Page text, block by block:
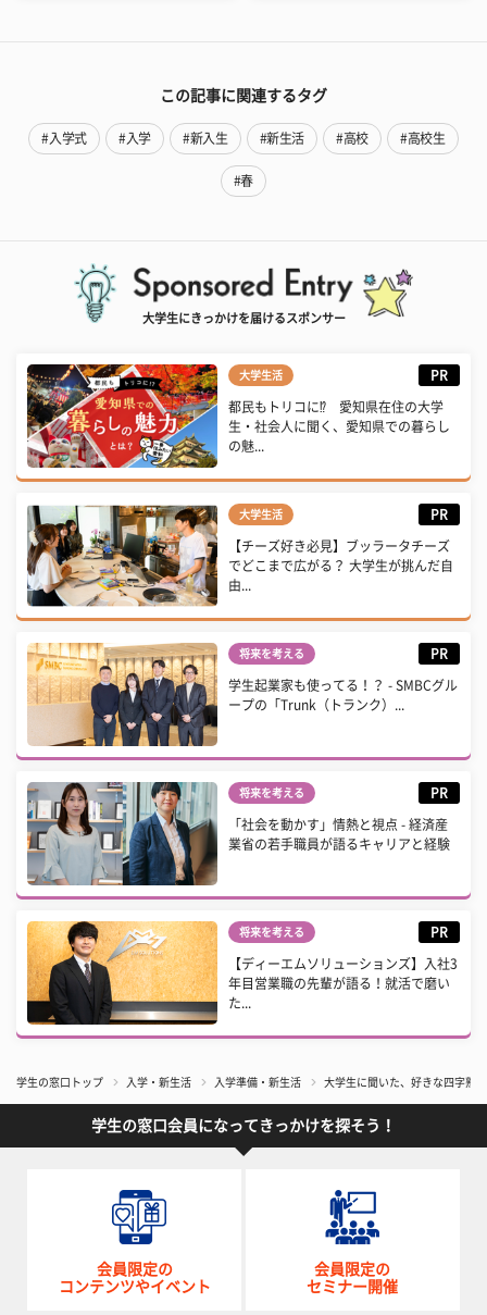
この記事に関連するタグ
#入学式 #入学 #新入生 #新生活 #高校 #高校生
#春
大学生にきっかけを届けるスポンサー
大学生活 PR
都民もトリコに⁉ 愛知県在住の大学
生・社会人に聞く、愛知県での暮らし
の魅...
大学生活 PR
【チーズ好き必見】ブッラータチーズ
でどこまで広がる？ 大学生が挑んだ自
由...
将来を考える PR
学生起業家も使ってる！？ - SMBCグル
ープの「Trunk（トランク）...
将来を考える PR
「社会を動かす」情熱と視点 - 経済産
業省の若手職員が語るキャリアと経験
将来を考える PR
【ディーエムソリューションズ】入社3
年目営業職の先輩が語る！就活で磨い
た...
学生の窓口トップ 入学・新生活 入学準備・新生活 大学生に聞いた、好きな四字熟
学生の窓口会員になってきっかけを探そう！
会員限定の
コンテンツやイベント
会員限定の
セミナー開催